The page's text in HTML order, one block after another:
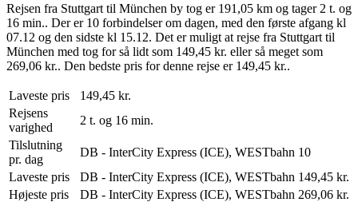
Rejsen fra Stuttgart til München by tog er 191,05 km og tager 2 t. og
16 min.. Der er 10 forbindelser om dagen, med den første afgang kl
07.12 og den sidste kl 15.12. Det er muligt at rejse fra Stuttgart til
München med tog for så lidt som 149,45 kr. eller så meget som
269,06 kr.. Den bedste pris for denne rejse er 149,45 kr..
Laveste pris
149,45 kr.
Rejsens
varighed
2 t. og 16 min.
Tilslutning
pr. dag
DB - InterCity Express (ICE), WESTbahn 10
Laveste pris
DB - InterCity Express (ICE), WESTbahn 149,45 kr.
Højeste pris
DB - InterCity Express (ICE), WESTbahn 269,06 kr.